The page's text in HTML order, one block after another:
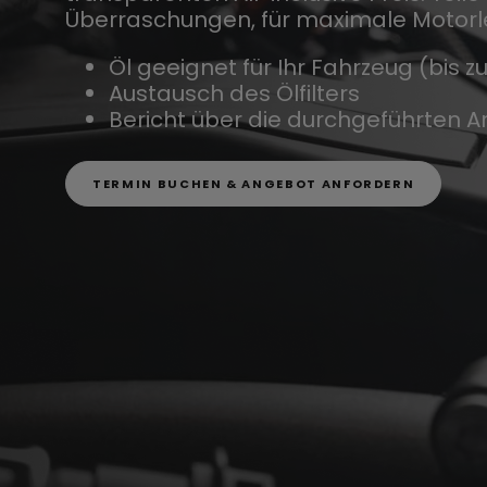
Überraschungen, für maximale
Öl geeignet für Ihr Fahrzeug (bis
Austausch des Ölfilters
Bericht über die durchgeführten
TERMIN BUCHEN & ANGEBOT ANFORDERN